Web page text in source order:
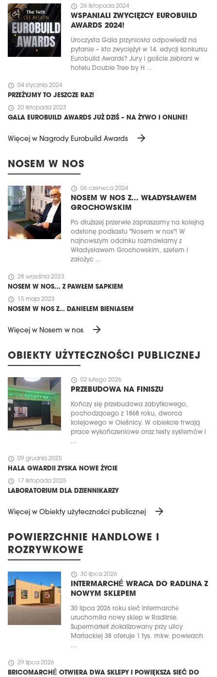
schedule 26 listopada 2024
WSPANIALI ZWYCIĘZCY EUROBUILD
AWARDS 2024!
Uroczysta Gala przyniosła odpowiedź na
pytanie – kto zwyciężył w 14. edycji konkursu
Eurobuild Awards? Jury i goście zebrani w
hotelu Double Tree by H ...
schedule 04 stycznia 2024
PRZEŻYJMY TO JESZCZE RAZ!
schedule 20 listopada 2023
GALA EUROBUILD AWARDS JUŻ DZIŚ – NA ŻYWO I ONLINE!
Więcej w Nagrody Eurobuild Awards arrow_forward
NOSEM W NOS
schedule 06 czerwca 2024
NOSEM W NOS Z... WŁADYSŁAWEM
GROCHOWSKIM
Po dłuższej przerwie zapraszamy na kolejną
odsłonę podkastu "Nosem w nos"! W
najnowszym odcinku rozmawiamy z
Władysławem Grochowskim, szefem i
założyc ...
schedule 28 września 2023
NOSEM W NOS… Z PAWŁEM SAPKIEM
schedule 15 maja 2023
NOSEM W NOS Z... DANIELEM BIENIASEM
Więcej w Nosem w nos arrow_forward
OBIEKTY UŻYTECZNOŚCI PUBLICZNEJ
schedule 02 lutego 2026
PRZEBUDOWA NA FINISZU
Kończy się przebudowa zabytkowego,
pochodzącego z 1868 roku, dworca
kolejowego w Oleśnicy. W obiekcie trwają
prace wykończeniowe oraz testy systemów i
...
schedule 09 grudnia 2025
HALA GWARDII ZYSKA NOWE ŻYCIE
schedule 17 listopada 2025
LABORATORIUM DLA DZIENNIKARZY
Więcej w Obiekty użyteczności publicznej arrow_forward
POWIERZCHNIE HANDLOWE I
ROZRYWKOWE
schedule 30 lipca 2026
INTERMARCHÉ WRACA DO RADLINA Z
NOWYM SKLEPEM
30 lipca 2026 roku sieć Intermarché
uruchomiła nowy sklep w Radlinie.
Supermarket zlokalizowany przy ulicy
Mariackiej 38 oferuje 1 tys. mkw. powierzch
...
schedule 29 lipca 2026
BRICOMARCHÉ OTWIERA DWA SKLEPY I POWIĘKSZA SIEĆ DO